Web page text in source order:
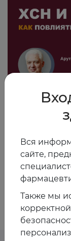
Хроническая
прогноз?
Вся
сайте,
Также мы